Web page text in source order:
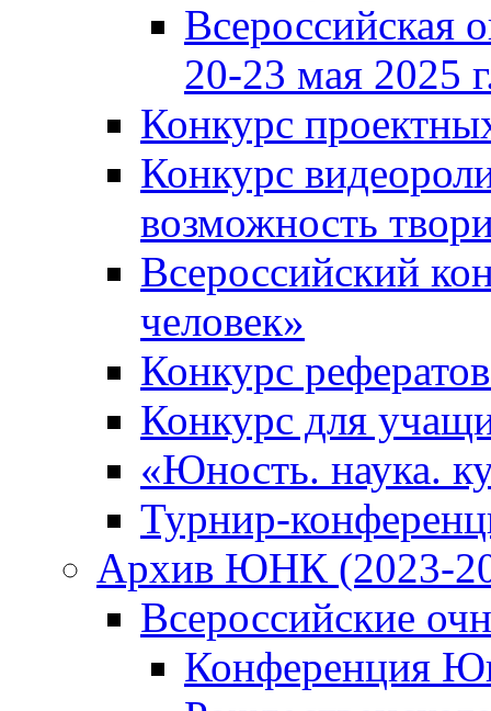
Всероссийская
20-23 мая 2025
Конкурс
Конкурс
возможность
Всероссийский
человек»
Конкурс
Конкурс для
«Юность. наука.
Турнир-
Архив ЮНК (2023-
Всероссийские
Конференция